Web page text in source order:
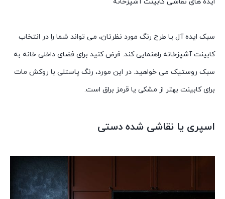
ایده های نقاشی کابینت آشپزخانه
سبک ایده آل یا طرح رنگ مورد نظرتان، می تواند شما را در انتخاب
کابینت آشپزخانه راهنمایی کند. فرض کنید برای فضای داخلی خانه به
سبک روستیک می خواهید. در این مورد، رنگ پاستلی با روکش مات
برای کابینت بهتر از مشکی یا قرمز براق است.
اسپری یا نقاشی شده دستی